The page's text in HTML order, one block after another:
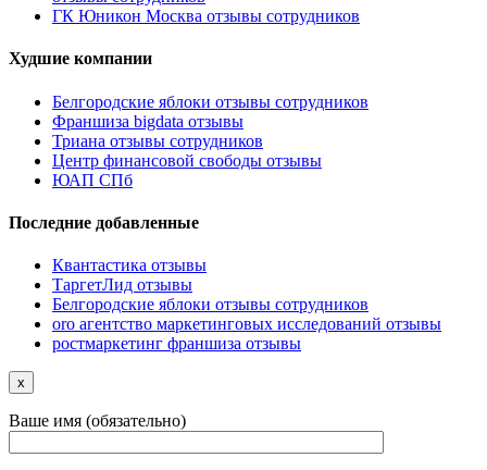
ГК Юникон Москва отзывы сотрудников
Худшие компании
Белгородские яблоки отзывы сотрудников
Франшиза bigdata отзывы
Триана отзывы сотрудников
Центр финансовой свободы отзывы
ЮАП СПб
Последние добавленные
Квантастика отзывы
ТаргетЛид отзывы
Белгородские яблоки отзывы сотрудников
oro агентство маркетинговых исследований отзывы
ростмаркетинг франшиза отзывы
x
Ваше имя (обязательно)